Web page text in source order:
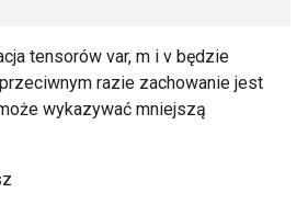
tensorów var, m i v będzie
razie zachowanie jest
wykazywać mniejszą